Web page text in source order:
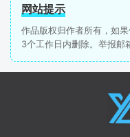
网站提示
作品版权归作者所有，如
3个工作日内删除。举报邮